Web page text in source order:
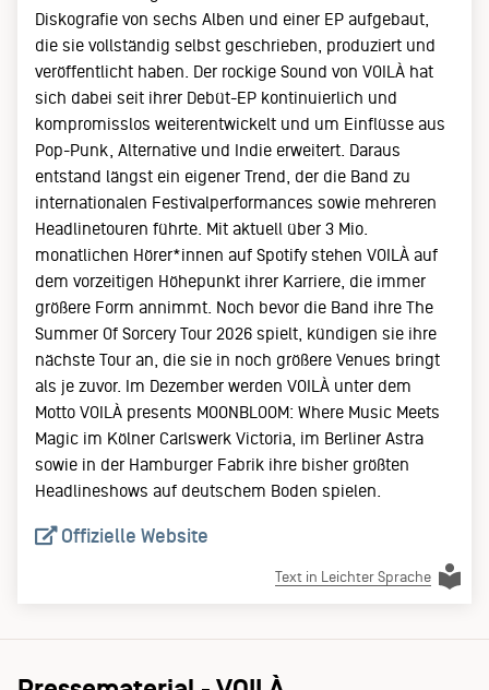
Diskografie von sechs Alben und einer EP aufgebaut,
die sie vollständig selbst geschrieben, produziert und
veröffentlicht haben. Der rockige Sound von VOILÀ hat
sich dabei seit ihrer Debüt-EP kontinuierlich und
kompromisslos weiterentwickelt und um Einflüsse aus
Pop-Punk, Alternative und Indie erweitert. Daraus
entstand längst ein eigener Trend, der die Band zu
internationalen Festivalperformances sowie mehreren
Headlinetouren führte. Mit aktuell über 3 Mio.
monatlichen Hörer*innen auf Spotify stehen VOILÀ auf
dem vorzeitigen Höhepunkt ihrer Karriere, die immer
größere Form annimmt. Noch bevor die Band ihre The
Summer Of Sorcery Tour 2026 spielt, kündigen sie ihre
nächste Tour an, die sie in noch größere Venues bringt
als je zuvor. Im Dezember werden VOILÀ unter dem
Motto VOILÀ presents MOONBLOOM: Where Music Meets
Magic im Kölner Carlswerk Victoria, im Berliner Astra
sowie in der Hamburger Fabrik ihre bisher größten
Headlineshows auf deutschem Boden spielen.
Offizielle Website
Text in Leichter Sprache